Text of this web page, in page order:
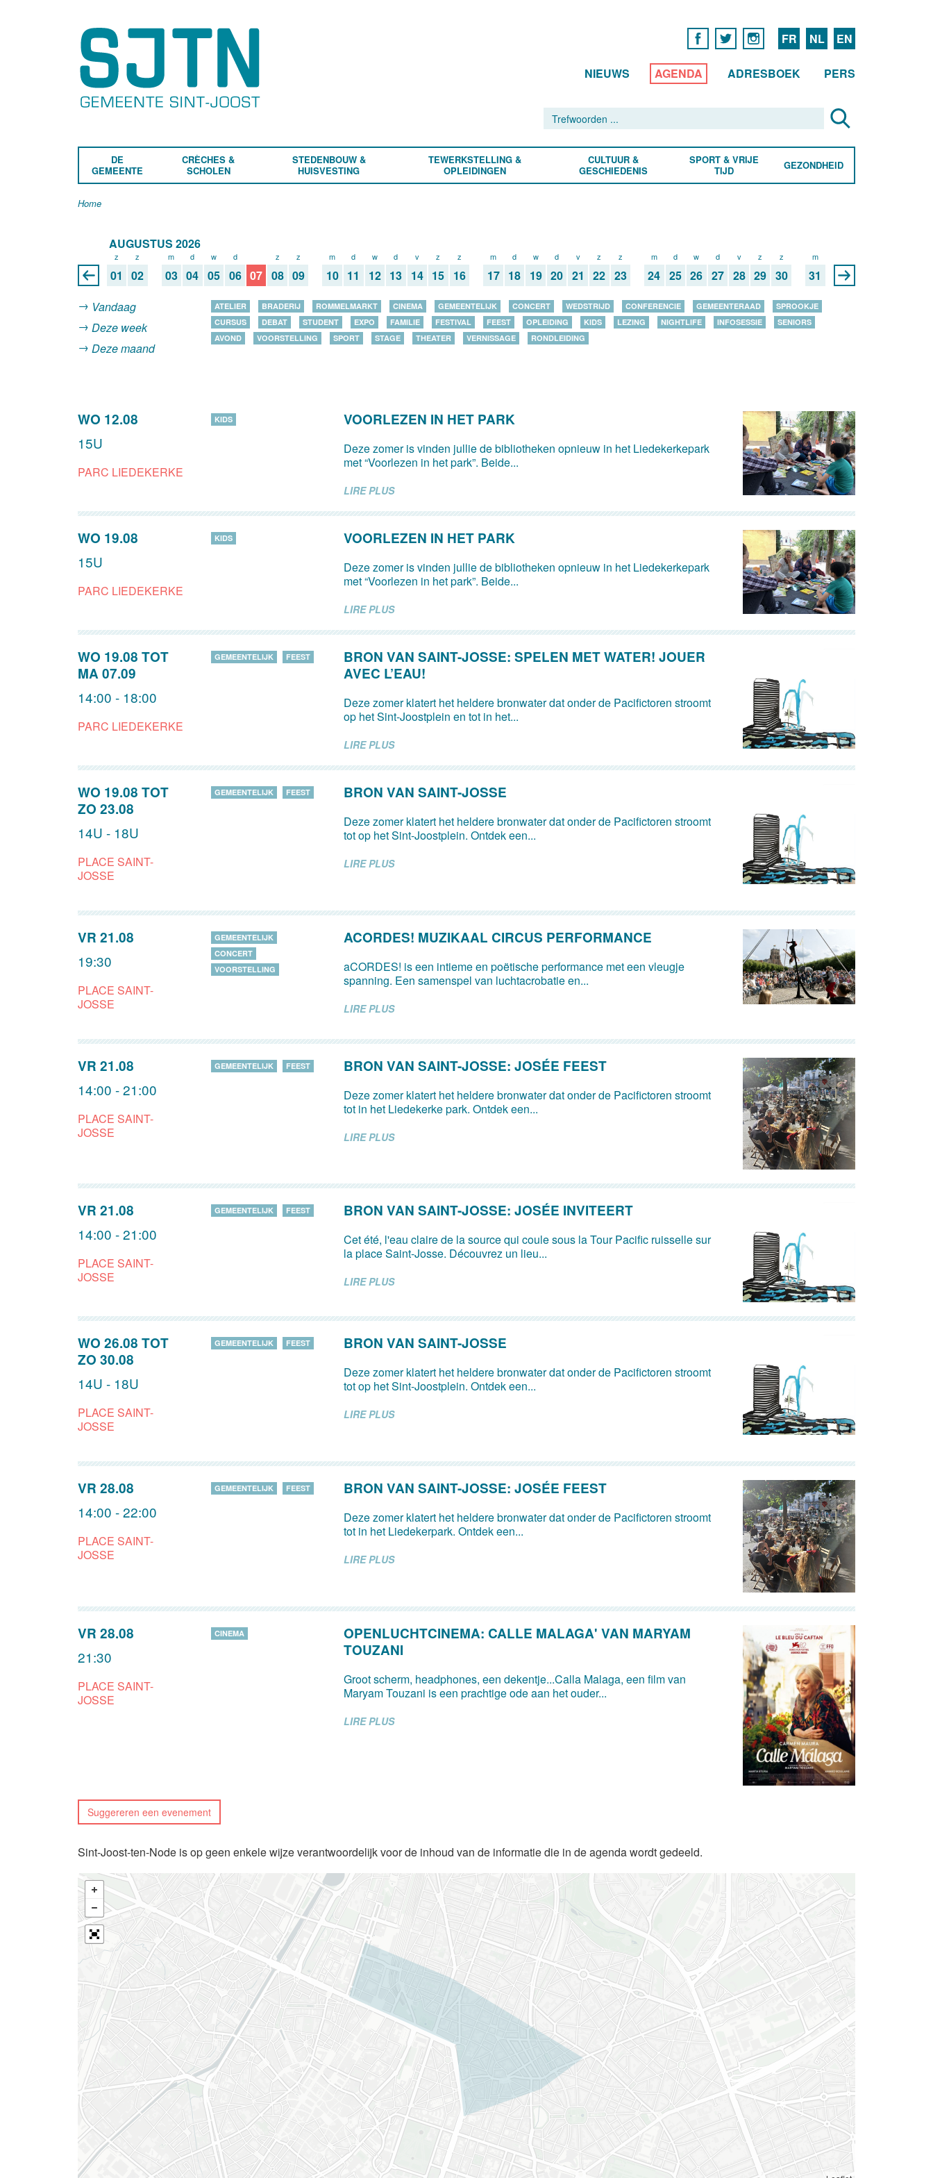
FR NL EN
NIEUWS AGENDA ADRESBOEK PERS
DE
GEMEENTE
CRÈCHES &
SCHOLEN
STEDENBOUW &
HUISVESTING
TEWERKSTELLING &
OPLEIDINGEN
CULTUUR &
GESCHIEDENIS
SPORT & VRIJE
TIJD
GEZONDHEID
Home
AUGUSTUS 2026
z
01
z
02
m
03
d
04
w
05
d
06 07
z
08
z
09
m
10
d
11
w
12
d
13
v
14
z
15
z
16
m
17
d
18
w
19
d
20
v
21
z
22
z
23
m
24
d
25
w
26
d
27
v
28
z
29
z
30
m
31
Vandaag
Deze week
Deze maand
ATELIER BRADERIJ ROMMELMARKT CINEMA GEMEENTELIJK CONCERT WEDSTRIJD CONFERENCIE GEMEENTERAAD
SPROOKJE
CURSUS
DEBAT STUDENT EXPO FAMILIE FESTIVAL FEEST OPLEIDING KIDS LEZING NIGHTLIFE INFOSESSIE
SENIORS
AVOND
VOORSTELLING SPORT STAGE THEATER VERNISSAGE RONDLEIDING
WO 12.08
15U
PARC LIEDEKERKE
KIDS VOORLEZEN IN HET PARK
Deze zomer is vinden jullie de bibliotheken opnieuw in het Liedekerkepark
met “Voorlezen in het park”. Beide...
LIRE PLUS
WO 19.08
15U
PARC LIEDEKERKE
KIDS VOORLEZEN IN HET PARK
Deze zomer is vinden jullie de bibliotheken opnieuw in het Liedekerkepark
met “Voorlezen in het park”. Beide...
LIRE PLUS
WO 19.08 TOT
MA 07.09
14:00 - 18:00
PARC LIEDEKERKE
GEMEENTELIJK FEEST
BRON VAN SAINT-JOSSE: SPELEN MET WATER! JOUER
AVEC L’EAU!
Deze zomer klatert het heldere bronwater dat onder de Pacifictoren stroomt
op het Sint-Joostplein en tot in het...
LIRE PLUS
WO 19.08 TOT
ZO 23.08
14U - 18U
PLACE SAINT-
JOSSE
GEMEENTELIJK FEEST BRON VAN SAINT-JOSSE
Deze zomer klatert het heldere bronwater dat onder de Pacifictoren stroomt
tot op het Sint-Joostplein. Ontdek een...
LIRE PLUS
VR 21.08
19:30
PLACE SAINT-
JOSSE
GEMEENTELIJK
CONCERT
VOORSTELLING
ACORDES! MUZIKAAL CIRCUS PERFORMANCE
aCORDES! is een intieme en poëtische performance met een vleugje
spanning. Een samenspel van luchtacrobatie en...
LIRE PLUS
VR 21.08
14:00 - 21:00
PLACE SAINT-
JOSSE
GEMEENTELIJK FEEST BRON VAN SAINT-JOSSE: JOSÉE FEEST
Deze zomer klatert het heldere bronwater dat onder de Pacifictoren stroomt
tot in het Liedekerke park. Ontdek een...
LIRE PLUS
VR 21.08
14:00 - 21:00
PLACE SAINT-
JOSSE
GEMEENTELIJK FEEST BRON VAN SAINT-JOSSE: JOSÉE INVITEERT
Cet été, l'eau claire de la source qui coule sous la Tour Pacific ruisselle sur
la place Saint-Josse. Découvrez un lieu...
LIRE PLUS
WO 26.08 TOT
ZO 30.08
14U - 18U
PLACE SAINT-
JOSSE
GEMEENTELIJK FEEST BRON VAN SAINT-JOSSE
Deze zomer klatert het heldere bronwater dat onder de Pacifictoren stroomt
tot op het Sint-Joostplein. Ontdek een...
LIRE PLUS
VR 28.08
14:00 - 22:00
PLACE SAINT-
JOSSE
GEMEENTELIJK FEEST BRON VAN SAINT-JOSSE: JOSÉE FEEST
Deze zomer klatert het heldere bronwater dat onder de Pacifictoren stroomt
tot in het Liedekerpark. Ontdek een...
LIRE PLUS
VR 28.08
21:30
PLACE SAINT-
JOSSE
CINEMA
OPENLUCHTCINEMA: CALLE MALAGA' VAN MARYAM
TOUZANI
Groot scherm, headphones, een dekentje...Calla Malaga, een film van
Maryam Touzani is een prachtige ode aan het ouder...
LIRE PLUS
Suggereren een evenement
Sint-Joost-ten-Node is op geen enkele wijze verantwoordelijk voor de inhoud van de informatie die in de agenda wordt gedeeld.